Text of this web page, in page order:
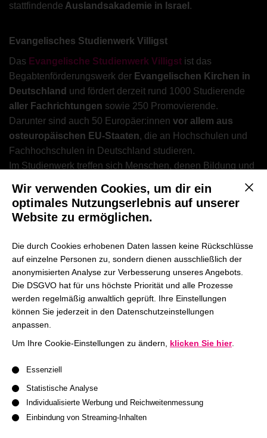
stattfindende Auslandsakademie in Israel .
Evangelisches Studienwerk Villigst
Das Evangelische Studienwerk Villigst ist das
Begabtenförderungswerk der Evangelischen Kirchen in
Deutschland und fördert derzeit rund 1000 Studierende
aller Fachrichtungen sowie 250 Promovierende.
Darunter sind auch 50 Europäer:innen vor allem aus
osteuropäischen EU-Staaten, die an Hochschulen und
Fachhochschulen in Deutschland studieren.
Im Studienwerk treffen sich Menschen, denen Bildung und
lebendige Zukunft der evangelischen Kirche.
Gegründet 1948 angesichts des Versagens der
akademischen Schichten im Nationalsozialismus will das
Widerspruchstoleranz, soziale Verantwortung und die
Würde des Menschen beziehen. Über 6000 Villigster:innen
sind seitdem gefördert worden, die in allen Bereichen der
Gesellschaft tätig sind.
politische Stiftung in Deutschland.
Sie wurde 1925 gegründet und ist den Grundwerten der
sozialen Demokratie verpflichtet:Freiheit, Gerechtigkeit
und Solidarität. Diesen Auftrag verfolgt die Stiftung
Mit
Wir verwenden Cookies, um dir ein
optimales Nutzungserlebnis auf unserer
Website zu ermöglichen.
Die durch Cookies erhobenen Daten lassen keine Rückschlüsse
auf einzelne Personen zu, sondern dienen ausschließlich der
anonymisierten Analyse zur Verbesserung unseres Angebots.
Die DSGVO hat für uns höchste Priorität und alle Prozesse
werden regelmäßig anwaltlich geprüft. Ihre Einstellungen
können Sie jederzeit in den Datenschutzeinstellungen
anpassen.
Um Ihre Cookie-Einstellungen zu ändern, klicken Sie hier.
Essenziell
Statistische Analyse
Individualisierte Werbung und Reichweitenmessung
Einbindung von Streaming-Inhalten